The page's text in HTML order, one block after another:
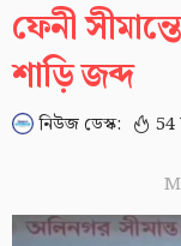
ফেনী
শাড়ি জব্দ
নিউজ ডেস্ক: